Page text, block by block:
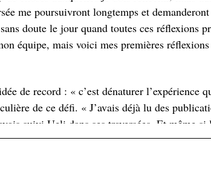
me poursuivront longtemps et
doute le jour quand toutes ces réflexions
équipe, mais voici mes premières
de record : « c’est dénaturer l’expérience
de ce défi. « J’avais déjà lu des
suivi Ueli dans ses traversées. Et même
humaine), au lieu de faire une montée en